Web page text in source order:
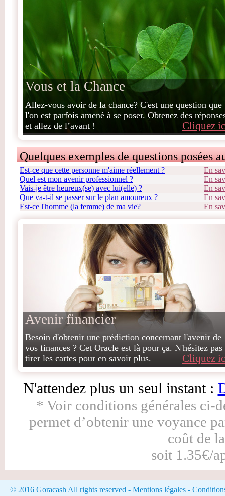
Vous et la Chance
Cliquez
Allez-vous avoir de la chance? C'est une question que
l'on est parfois amené à se poser. Obtenez des
et allez de l’avant !
Quelques exemples de questions posées
Est-ce que cette personne m'aime réellement ?
En
Quel est mon avenir professionnel ?
En
Vais-je être heureux(se) avec lui(elle) ?
En
Que va-t-il se passer sur le plan amoureux ?
En
Est-ce l'homme (la femme) de ma vie?
En
Avenir financier
Cliquez
Besoin d'obtenir une prédiction concernant l'avenir de
vos finances ? Cet Oracle est là pour ça. N'hésitez pas
tirer les cartes pour en savoir plus.
N'attendez plus un seul instant :
* Voir conditions générales ci-
permet d’obtenir une voyance
coût de
soit 1.35€/
© 2016 Goracash All rights reserved - Mentions légales -